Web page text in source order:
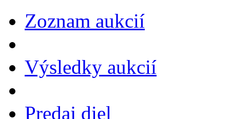
Zoznam aukcií
Výsledky aukcií
Predaj diel